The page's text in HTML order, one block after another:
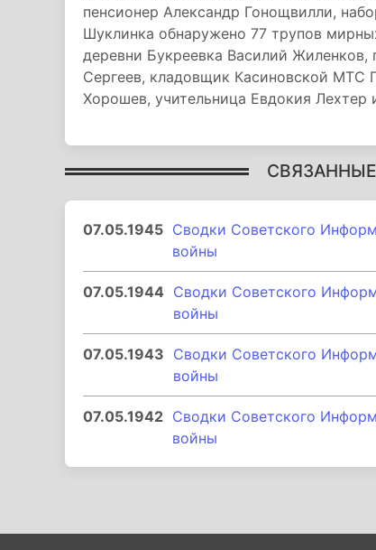
пенсионер Александр Гонощвилли,
Шуклинка обнаружено 77 трупов
деревни Букреевка Василий
Сергеев, кладовщик Касиновской МТС
Хорошев, учительница Евдокия Лехтер
07.05.1945 Сводки Советского
войны
07.05.1944 Сводки Советского
войны
07.05.1943 Сводки Советского
войны
07.05.1942 Сводки Советского
войны